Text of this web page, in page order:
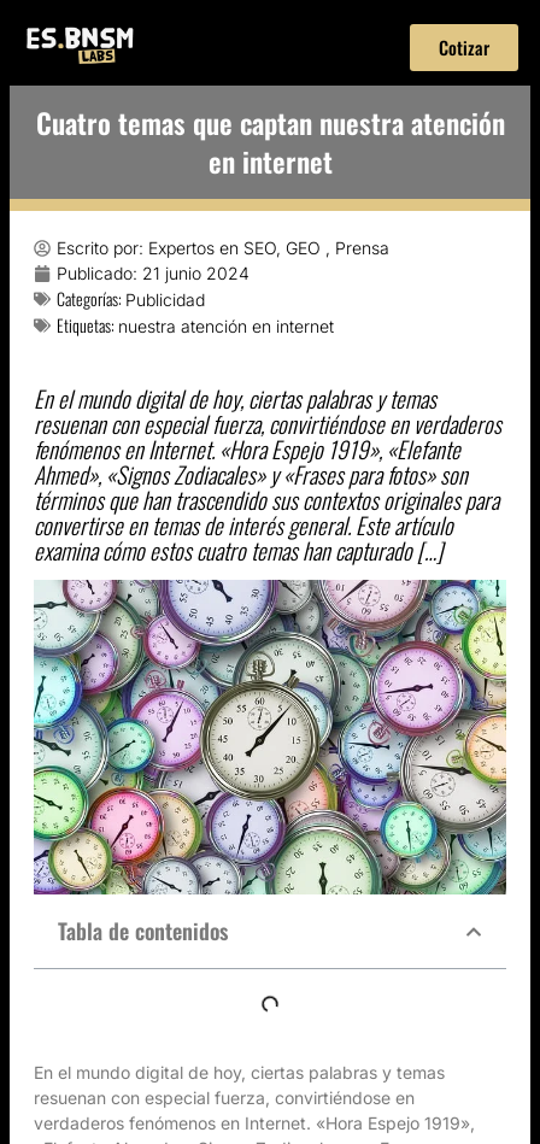
Cotizar
Cuatro temas que captan nuestra atención
en internet
Escrito por: Expertos en SEO, GEO , Prensa
Publicado: 21 junio 2024
Categorías: Publicidad
Etiquetas: nuestra atención en internet
En el mundo digital de hoy, ciertas palabras y temas
resuenan con especial fuerza, convirtiéndose en verdaderos
fenómenos en Internet. «Hora Espejo 1919», «Elefante
Ahmed», «Signos Zodiacales» y «Frases para fotos» son
términos que han trascendido sus contextos originales para
convertirse en temas de interés general. Este artículo
examina cómo estos cuatro temas han capturado […]
Tabla de contenidos
En el mundo digital de hoy, ciertas palabras y temas
resuenan con especial fuerza, convirtiéndose en
verdaderos fenómenos en Internet. «Hora Espejo 1919»,